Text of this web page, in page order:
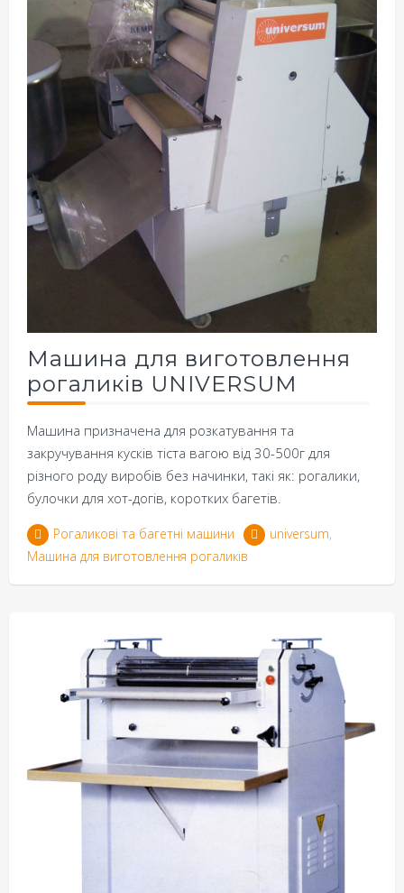
Машина для виготовлення
рогаликів UNIVERSUM
Машина призначена для розкатування та
закручування кусків тіста вагою від 30-500г для
різного роду виробів без начинки, такі як: рогалики,
булочки для хот-догів, коротких багетів.
Рогаликові та багетні машини universum,
Машина для виготовлення рогаликів